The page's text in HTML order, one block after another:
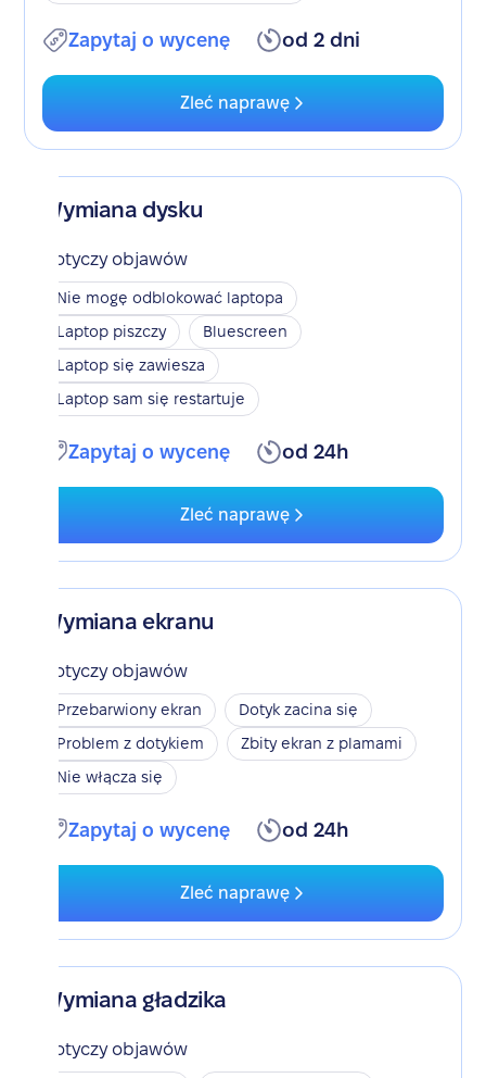
Zapytaj o wycenę od 2 dni
Zleć naprawę
Wymiana dysku
Dotyczy objawów
Nie mogę odblokować laptopa
Laptop piszczy
Bluescreen
Laptop się zawiesza
Laptop sam się restartuje
Zapytaj o wycenę od 24h
Zleć naprawę
Wymiana ekranu
Dotyczy objawów
Przebarwiony ekran
Dotyk zacina się
Problem z dotykiem
Zbity ekran z plamami
Nie włącza się
Zapytaj o wycenę od 24h
Zleć naprawę
Wymiana gładzika
Dotyczy objawów